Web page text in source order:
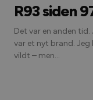
R93 siden
Det var en anden
var et nyt brand.
vildt – men...